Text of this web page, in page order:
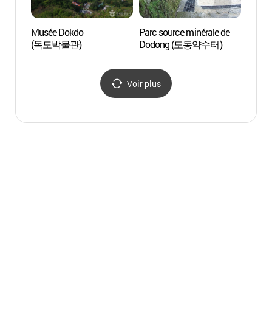
Musée Dokdo
(독도박물관)
Parc source minérale de
Dodong (도동약수터)
Voir plus